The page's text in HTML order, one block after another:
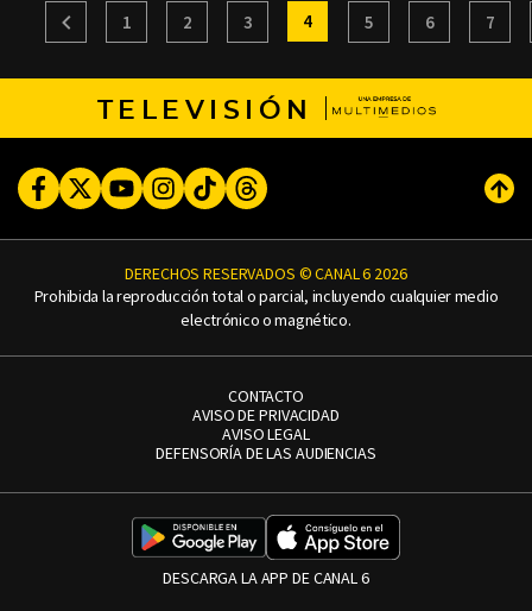
1 2 3 4 5 6 7
TELEVISIÓN
FacebookTwitterYoutubeInstagram
TikTokThreads
DERECHOS RESERVADOS © CANAL 6 2026
Prohibida la reproducción total o parcial, incluyendo cualquier medio
electrónico o magnético.
CONTACTO
AVISO DE PRIVACIDAD
AVISO LEGAL
DEFENSORÍA DE LAS AUDIENCIAS
DESCARGA LA APP DE CANAL 6